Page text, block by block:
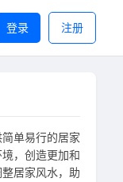
登录 注册
单易行的居家
，创造更加和
居家风水，助